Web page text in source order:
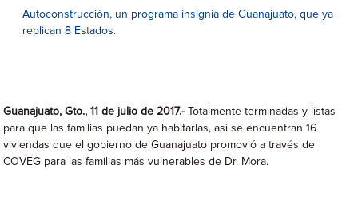
Autoconstrucción, un programa insignia de Guanajuato, que ya
replican 8 Estados.
Guanajuato, Gto., 11 de julio de 2017.-
Totalmente terminadas y listas
para que las familias puedan ya habitarlas, así se encuentran 16
viviendas que el gobierno de Guanajuato promovió a través de
COVEG para las familias más vulnerables de Dr. Mora.